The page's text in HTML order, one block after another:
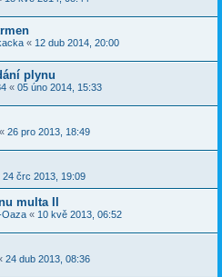
« 12 dub 2014, 20:00
plynu
« 05 úno 2014, 15:33
« 26 pro 2013, 18:49
24 črc 2013, 19:09
multa II
Oaza « 10 kvě 2013, 06:52
24 dub 2013, 08:36